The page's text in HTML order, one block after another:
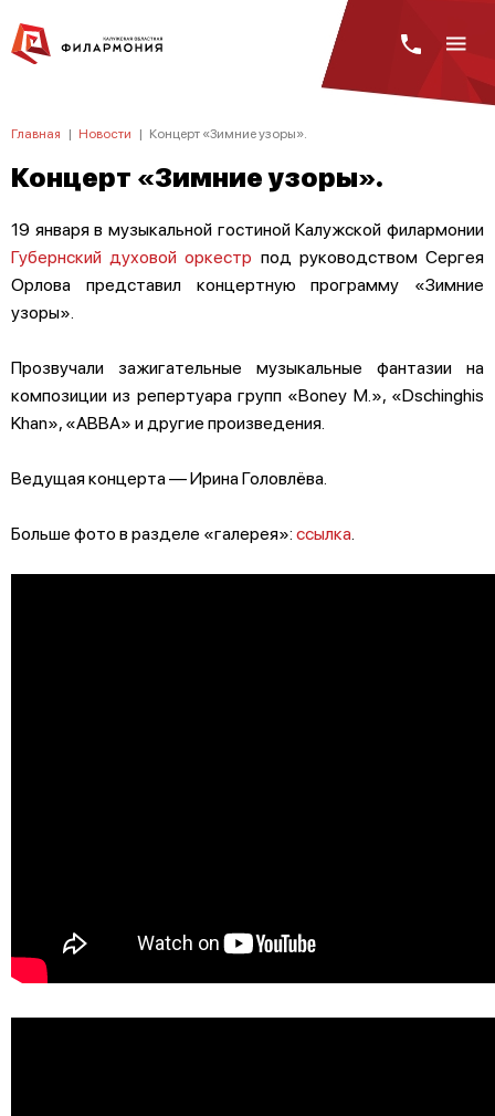
Главная | Новости | Концерт «Зимние узоры».
Концерт «Зимние узоры».
19 января в музыкальной гостиной Калужской филармонии
Губернский духовой оркестр под руководством Сергея
Орлова представил концертную программу «Зимние
узоры».
Прозвучали зажигательные музыкальные фантазии на
композиции из репертуара групп «Boney M.», «Dschinghis
Khan», «ABBA» и другие произведения.
Ведущая концерта — Ирина Головлёва.
Больше фото в разделе «галерея»:ссылка